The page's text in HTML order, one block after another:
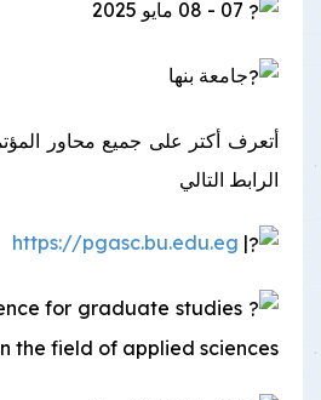
جامعة بنها
أتعرف أكتر على جميع محاور
الرابط التالي
|
https://pgasc.bu.edu.eg
for graduate studies
the field of applied sciences